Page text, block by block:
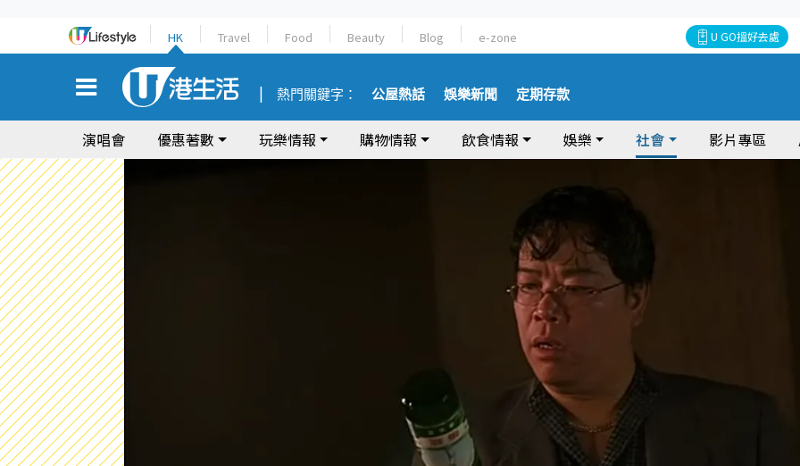
HK Travel Food Beauty Blog e-zone U GO搵好去處
熱門關鍵字： 公屋熱話 娛樂新聞 定期存款
演唱會 優惠著數 玩樂情報 購物情報 飲食情報 娛樂 社會 影片專區